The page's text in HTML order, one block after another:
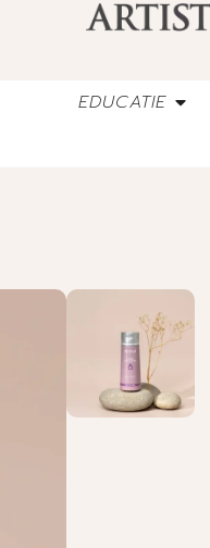
EDUCATIE